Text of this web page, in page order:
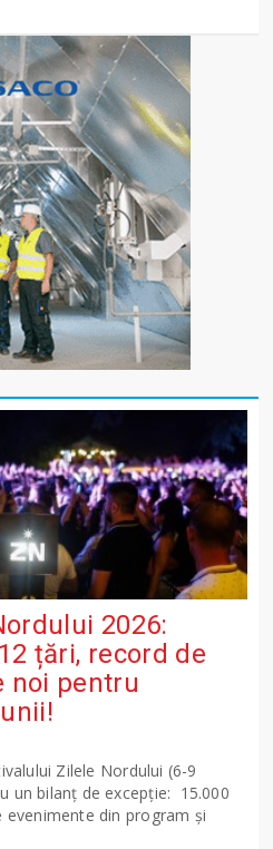
2026:
țări, record de
noi pentru
Zilele Nordului (6-9
un bilanț de excepție: 15.000
evenimente din program și